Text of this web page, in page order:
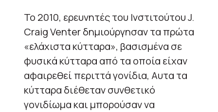
Το 2010, ερευνητές του Ινστιτούτου J.
Craig Venter δημιούργησαν τα πρώτα
«ελάχιστα κύτταρα», βασισμένα σε
φυσικά κύτταρα από τα οποία είχαν
αφαιρεθεί περιττά γονίδια, Αυτα τα
κύτταρα διέθεταν συνθετικό
γονιδίωμα και μπορούσαν να